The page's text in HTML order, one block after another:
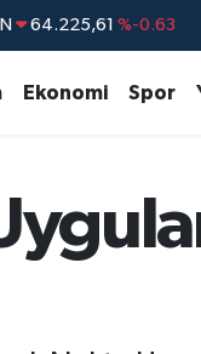
64.225,61 %-0.63
%0.45
13.799 %70
Ekonomi Spor